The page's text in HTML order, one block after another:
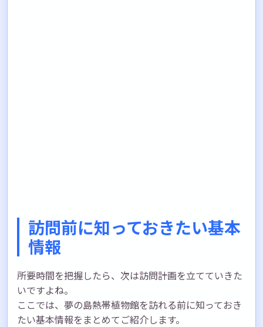
訪問前に知っておきたい基本
情報
所要時間を把握したら、次は訪問計画を立てていきた
いですよね。
ここでは、夢の島熱帯植物館を訪れる前に知っておき
たい基本情報をまとめてご紹介します。